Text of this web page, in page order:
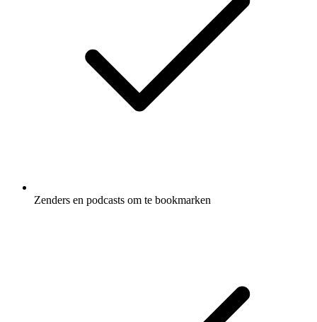
Zenders en podcasts om te bookmarken